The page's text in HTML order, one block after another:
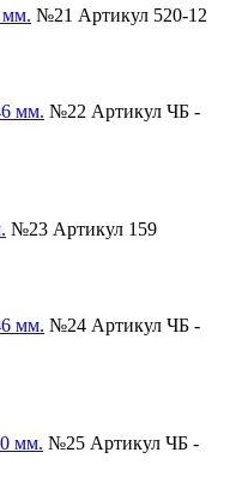
№21 Артикул 520-12
№22 Артикул ЧБ -
№23 Артикул 159
№24 Артикул ЧБ -
№25 Артикул ЧБ -